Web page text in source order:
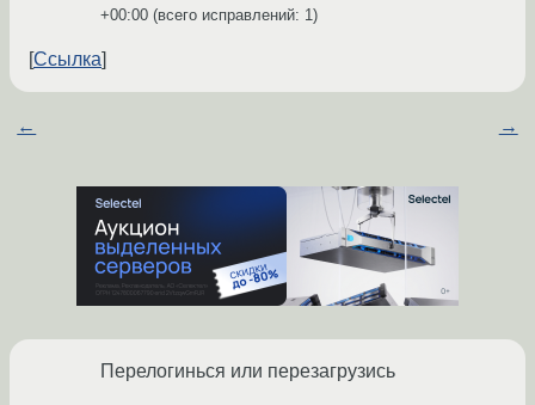
+00:00 (всего исправлений: 1)
Ссылка
← →
Перелогинься или перезагрузись